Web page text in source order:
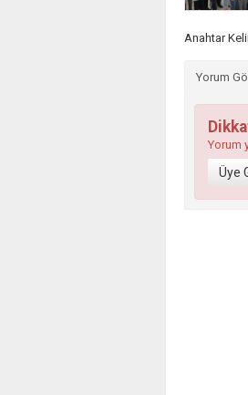
Anahtar
Yorum
Yorum
Üye